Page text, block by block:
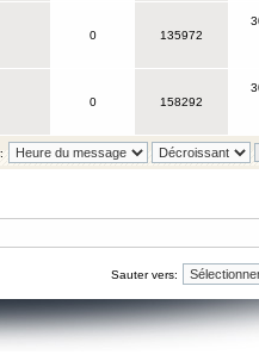
0 135972
0 158292
Sauter vers: